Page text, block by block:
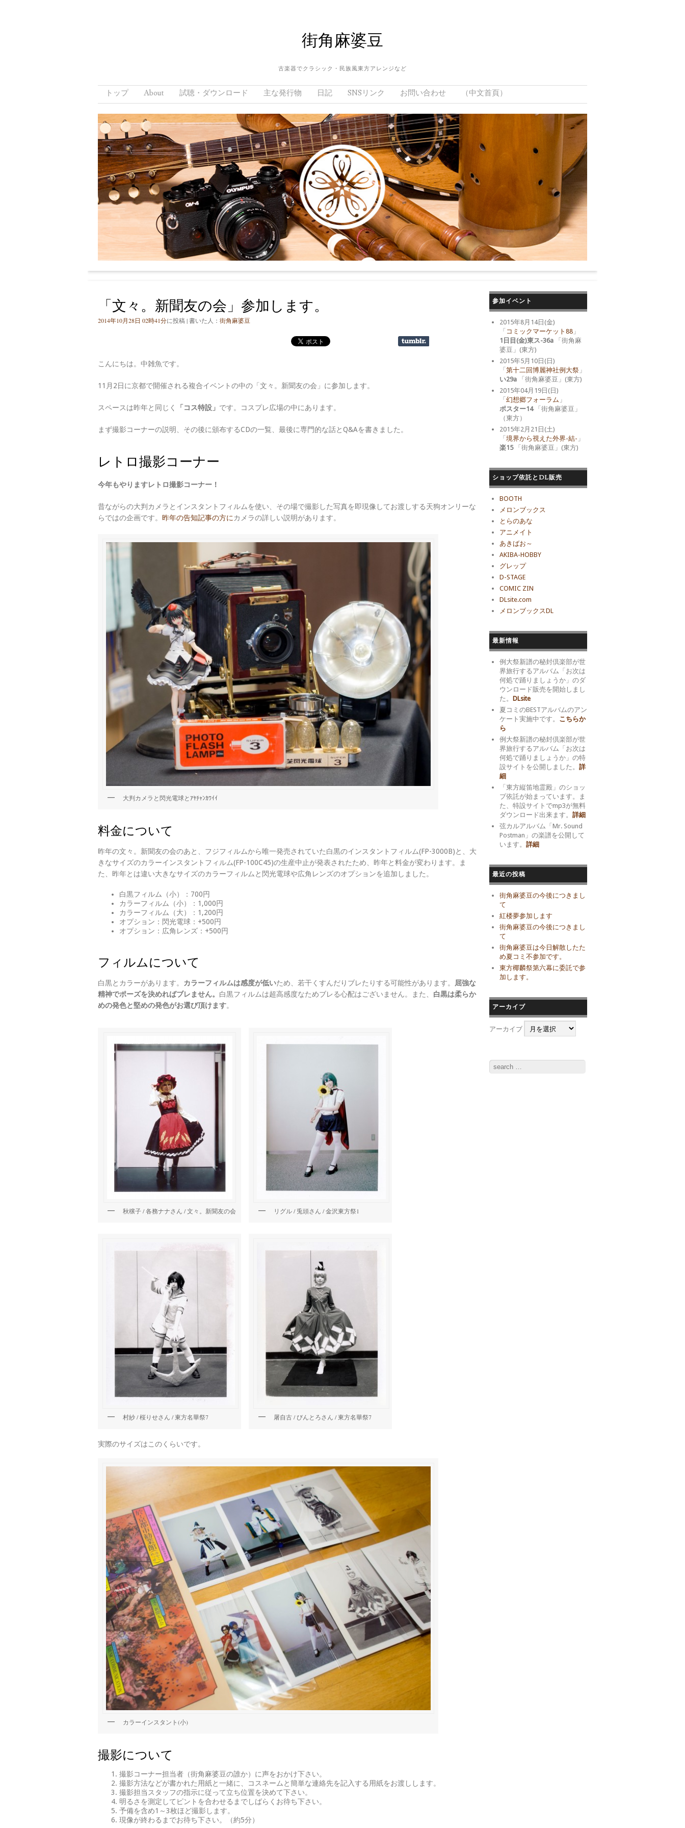
街角麻婆豆
古楽器でクラシック・民族風東方アレンジなど
Menu
Skip to content
トップ About 試聴・ダウンロード 主な発行物 日記 SNSリンク お問い合わせ （中文首頁）
「文々。新聞友の会」参加します。
2014年10月28日 02時41分に投稿 | 書いた人： 街角麻婆豆
こんにちは。中雑魚です。
11月2日に京都で開催される複合イベントの中の「文々。新聞友の会」に参加します。
スペースは昨年と同じく 「コス特設」 です。コスプレ広場の中にあります。
まず撮影コーナーの説明、その後に頒布するCDの一覧、最後に専門的な話とQ&Aを書きました。
レトロ撮影コーナー
今年もやりますレトロ撮影コーナー！
昔ながらの大判カメラとインスタントフィルムを使い、その場で撮影した写真を即現像してお渡しする天狗オンリーな
らではの企画です。 昨年の告知記事の方に カメラの詳しい説明があります。
大判カメラと閃光電球とｱﾔﾁｬﾝｶﾜｲｲ
料金について
昨年の文々。新聞友の会のあと、フジフィルムから唯一発売されていた白黒のインスタントフィルム(FP-3000B)と、大
きなサイズのカラーインスタントフィルム(FP-100C45)の生産中止が発表されたため、昨年と料金が変わります。ま
た、昨年とは違い大きなサイズのカラーフィルムと閃光電球や広角レンズのオプションを追加しました。
白黒フィルム（小）：700円
カラーフィルム（小）：1,000円
カラーフィルム（大）：1,200円
オプション：閃光電球：+500円
オプション：広角レンズ：+500円
フィルムについて
白黒とカラーがあります。 カラーフィルムは感度が低いため、若干くすんだりブレたりする可能性があります。 屈強な
精神でポーズを決めればブレません。 白黒フィルムは超高感度なためブレる心配はございません。また、 白黒は柔らか
めの発色と堅めの発色がお選び頂けます。
秋穣子 / 各務ナナさん / 文々。新聞友の会 リグル / 兎頭さん / 金沢東方祭1
村紗 / 桜りせさん / 東方名華祭7 屠自古 / びんとろさん / 東方名華祭7
実際のサイズはこのくらいです。
カラーインスタント(小)
撮影について
撮影コーナー担当者（街角麻婆豆の誰か）に声をおかけ下さい。
撮影方法などが書かれた用紙と一緒に、コスネームと簡単な連絡先を記入する用紙をお渡しします。
撮影担当スタッフの指示に従って立ち位置を決めて下さい。
明るさを測定してピントを合わせるまでしばらくお待ち下さい。
予備を含め1～3枚ほど撮影します。
現像が終わるまでお待ち下さい。（約5分）
参加イベント
2015年8月14日(金)
「 コミックマーケット88 」
1日目(金)東ス-36a 「街角麻
婆豆」(東方)
2015年5月10日(日)
「 第十二回博麗神社例大祭 」
い29a 「街角麻婆豆」(東方)
2015年04月19日(日)
「 幻想郷フォーラム 」
ポスター14「街角麻婆豆」
（東方）
2015年2月21日(土)
「 境界から視えた外界-結- 」
楽15「街角麻婆豆」(東方)
ショップ依託とDL販売
BOOTH
メロンブックス
とらのあな
アニメイト
あきばお～
AKIBA-HOBBY
グレップ
D-STAGE
COMIC ZIN
DLsite.com
メロンブックスDL
最新情報
例大祭新譜の秘封倶楽部が世
界旅行するアルバム「お次は
何処で踊りましょうか」のダ
ウンロード販売を開始しまし
た。 DLsite
夏コミのBESTアルバムのアン
ケート実施中です。 こちらか
ら
例大祭新譜の秘封倶楽部が世
界旅行するアルバム「お次は
何処で踊りましょうか」の特
設サイトを公開しました。 詳
細
「東方縦笛地霊殿」のショッ
プ依託が始まっています。ま
た、特設サイトでmp3が無料
ダウンロード出来ます。 詳細
弦カルアルバム「Mr. Sound
Postman」の楽譜を公開して
います。 詳細
最近の投稿
街角麻婆豆の今後につきまし
て
紅楼夢参加します
街角麻婆豆の今後につきまし
て
街角麻婆豆は今日解散したた
め夏コミ不参加です。
東方椰麟祭第六幕に委託で参
加します。
アーカイブ
アーカイブ
Search